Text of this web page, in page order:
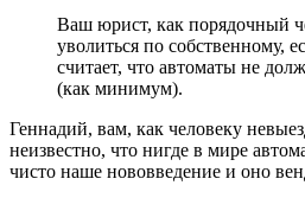
Ваш юрист, как порядочный
уволиться по собственному,
считает, что автоматы не
(как минимум).
Геннадий, вам, как человеку
неизвестно, что нигде в мире
чисто наше нововведение и оно